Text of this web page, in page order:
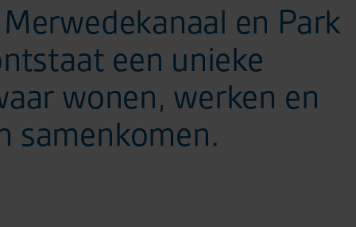
en Park
een unieke
wonen, werken en
samenkomen.